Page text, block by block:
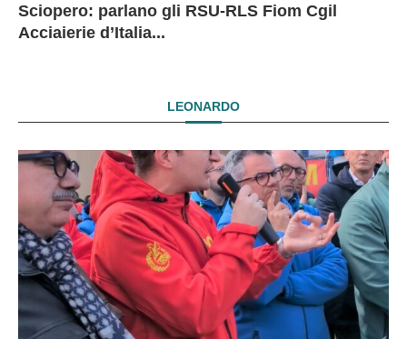
Sciopero: parlano gli RSU-RLS Fiom Cgil
Acciaierie d’Italia...
LEONARDO